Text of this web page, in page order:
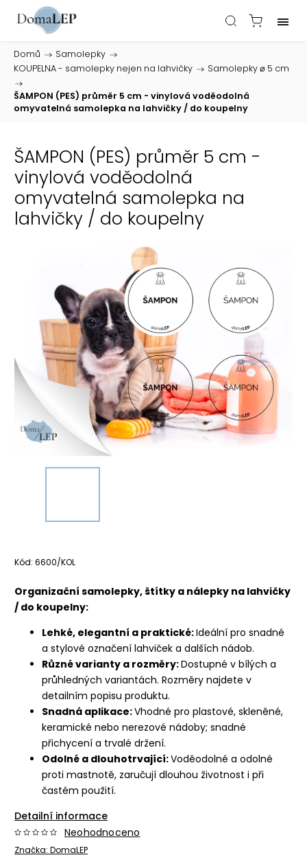
Domů / Samolepky /
KOUPELNA - samolepky nejen na lahvičky /
Samolepky ⌀ 5 cm
/
ŠAMPON (PES) průměr 5 cm - vinylová voděodolná
omyvatelná samolepka na lahvičky / do koupelny
ŠAMPON (PES) průměr 5 cm -
vinylová voděodolná
omyvatelná samolepka na
lahvičky / do koupelny
Kód: 6600/KOL
Organizační samolepky, štítky a nálepky na lahvičky
/ do koupelny:
Lehké, elegantní a praktické:Ideální pro snadné
a stylové označení lahviček a dalších nádob.
Různé varianty a rozměry:Dostupné v bílých a
průhledných variantách. Rozměry najdete v
detailním popisu produktu.
Snadná aplikace:Vhodné pro plastové, skleněné,
keramické nebo nerezové nádoby; snadné
přichycení a trvalé držení.
Odolné a dlouhotrvající:Voděodolné a odolné
proti mastnotě, zaručují dlouhou životnost i při
častém použití.
Detailní informace
Značka: DomaLEP
Neohodnoceno